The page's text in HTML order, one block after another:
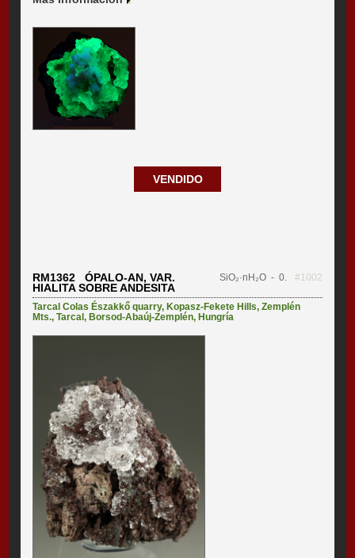
VENDIDO
RM1362 ÓPALO-AN, VAR.
HIALITA SOBRE ANDESITA
SiO₂·nH₂O- 0. #1002
Tarcal Colas Északkő quarry, Kopasz-Fekete Hills,Zemplén
Mts.,Tarcal, Borsod-Abaúj-Zemplén, Hungría